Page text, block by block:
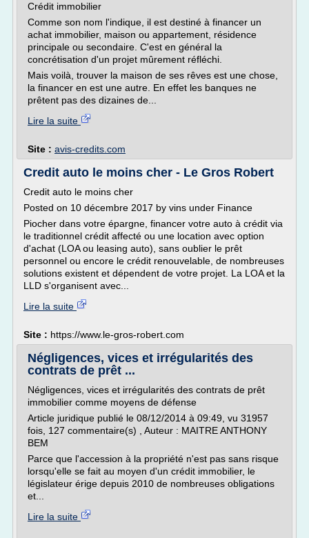
Crédit immobilier
Comme son nom l'indique, il est destiné à financer un
achat immobilier, maison ou appartement, résidence
principale ou secondaire. C'est en général la
concrétisation d'un projet mûrement réfléchi.
Mais voilà, trouver la maison de ses rêves est une chose,
la financer en est une autre. En effet les banques ne
prêtent pas des dizaines de...
Lire la suite
Site : avis-credits.com
Credit auto le moins cher - Le Gros Robert
Credit auto le moins cher
Posted on 10 décembre 2017 by vins under Finance
Piocher dans votre épargne, financer votre auto à crédit via
le traditionnel crédit affecté ou une location avec option
d'achat (LOA ou leasing auto), sans oublier le prêt
personnel ou encore le crédit renouvelable, de nombreuses
solutions existent et dépendent de votre projet. La LOA et la
LLD s'organisent avec...
Lire la suite
Site : https://www.le-gros-robert.com
Négligences, vices et irrégularités des
contrats de prêt ...
Négligences, vices et irrégularités des contrats de prêt
immobilier comme moyens de défense
Article juridique publié le 08/12/2014 à 09:49, vu 31957
fois, 127 commentaire(s) , Auteur : MAITRE ANTHONY
BEM
Parce que l'accession à la propriété n'est pas sans risque
lorsqu'elle se fait au moyen d'un crédit immobilier, le
législateur érige depuis 2010 de nombreuses obligations
et...
Lire la suite